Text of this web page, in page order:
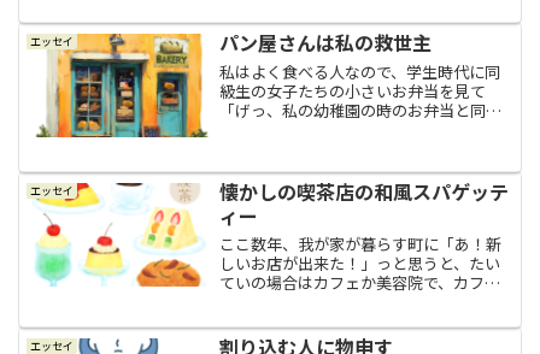
こーだと話していたのですが、話をして
いるうちに私の中で「おや？」...
エッセイ パン屋さんは私の救世主
私はよく食べる人なので、学生時代に同
級生の女子たちの小さいお弁当を見て
「げっ、私の幼稚園の時のお弁当と同じ
と言うのか？！(；ﾟДﾟ)」と心の中で驚愕
していました。...
エッセイ
懐かしの喫茶店の和風スパゲッテ
ィー
ここ数年、我が家が暮らす町に「あ！新
しいお店が出来た！」っと思うと、たい
ていの場合はカフェか美容院で、カフェ
よね。しかも、最近の美容院の流行りな
エッセイ 割り込む人に物申す